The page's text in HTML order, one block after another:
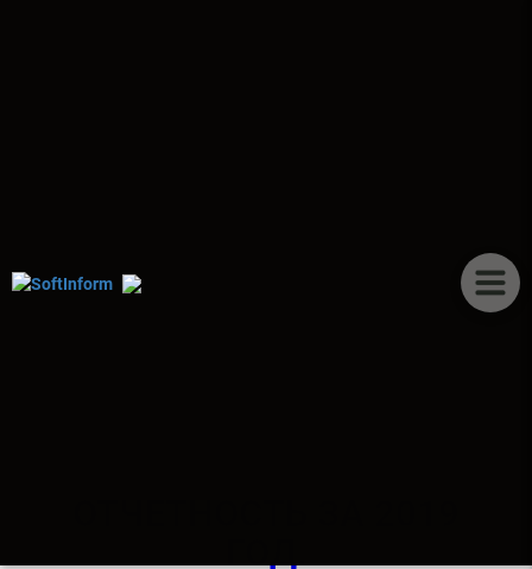
ПОСЛЕДНИЕ НАЛОГОВЫЕ
НОВШЕСТВА – 2020